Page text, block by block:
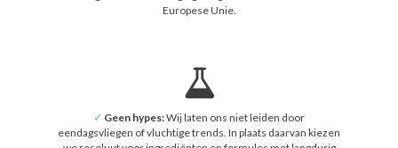
Europese Unie.
✓ Geen hypes:Wij laten ons niet leiden door
eendagsvliegen of vluchtige trends. In plaats daarvan kiezen